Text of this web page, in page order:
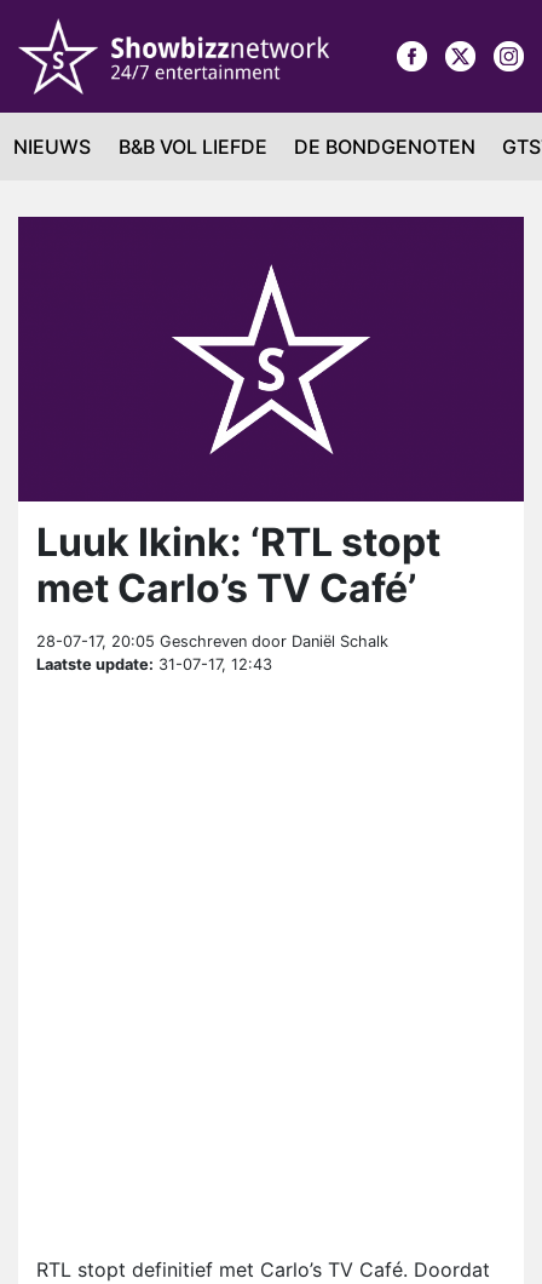
NIEUWS B&B VOL LIEFDE DE BONDGENOTEN
Luuk Ikink: ‘RTL stopt
met Carlo’s TV Café’
28-07-17, 20:05 Geschreven door Daniël Schalk
Laatste update: 31-07-17, 12:43
RTL stopt definitief met Carlo’s TV Café. Doordat